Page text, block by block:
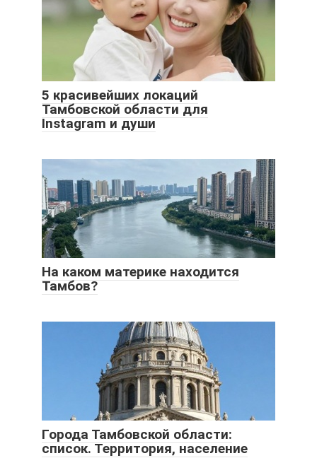
5 красивейших локаций
Тамбовской области для
Instagram и души
На каком материке находится
Тамбов?
Города Тамбовской области:
список. Территория, население